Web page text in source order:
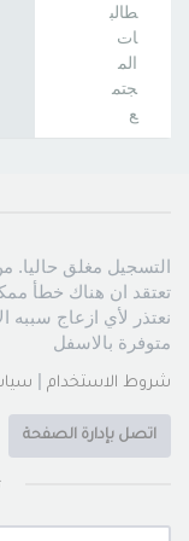
طالب
ات
الم
جتم
ع
التسجيل مغلق حاليا.
تعتقد ان هناك خطأ
نعتذر لأي ازعاج سببه
متوفرة بالاسفل
شروط الاستخدام |
اتصل بإدارة الصفحة